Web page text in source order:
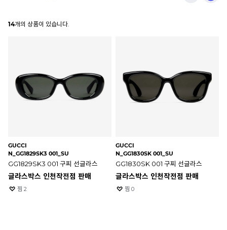
14개의 상품이 있습니다.
GUCCI
N_GG1829SK3 001_SU
GG1829SK3 001 구찌 선글라스
글라스박스 인천작전점 판매
찜 2
GUCCI
N_GG1830SK 001_SU
GG1830SK 001 구찌 선글라스
글라스박스 인천작전점 판매
찜 0